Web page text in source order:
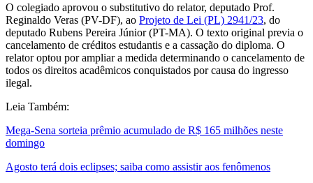
O colegiado aprovou o substitutivo do relator, deputado Prof.
Reginaldo Veras (PV-DF), ao Projeto de Lei (PL) 2941/23, do
deputado Rubens Pereira Júnior (PT-MA). O texto original previa o
cancelamento de créditos estudantis e a cassação do diploma. O
relator optou por ampliar a medida determinando o cancelamento de
todos os direitos acadêmicos conquistados por causa do ingresso
ilegal.
Leia Também:
Mega-Sena sorteia prêmio acumulado de R$ 165 milhões neste
domingo
Agosto terá dois eclipses; saiba como assistir aos fenômenos